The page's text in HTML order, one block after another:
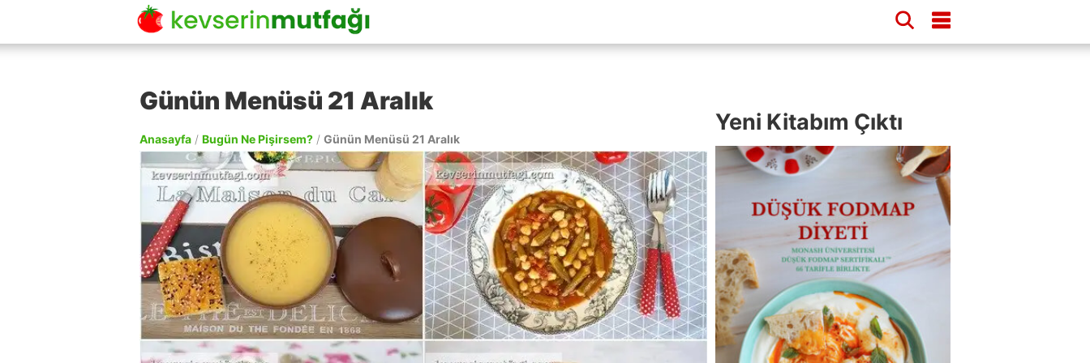
Günün Menüsü 21 Aralık
Anasayfa / Bugün Ne Pişirsem? / Günün Menüsü 21 Aralık
Yeni Kitabım Çıktı